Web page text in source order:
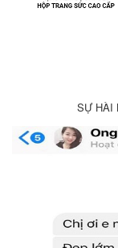
SỰ HÀI